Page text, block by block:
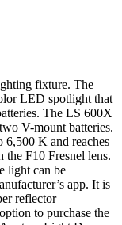
fixture. The
LED spotlight that
The LS 600X
V-mount batteries.
6,500 K and reaches
the F10 Fresnel lens.
light can be
app. It is
reflector
to purchase the